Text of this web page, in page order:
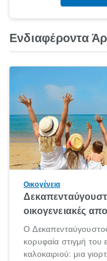
Ενδιαφέροντα
Οικογένεια
οικογενειακές
Ο
κορυφαία στιγμή του
καλοκαιριού: μια